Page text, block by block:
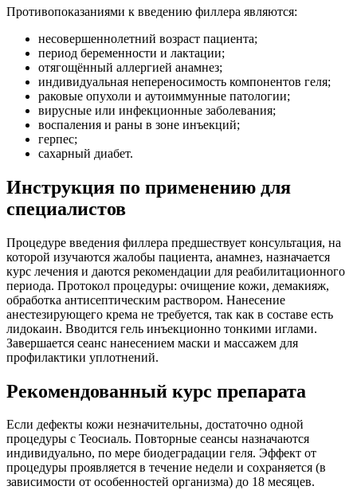
Противопоказаниями к введению филлера являются:
несовершеннолетний возраст пациента;
период беременности и лактации;
отягощённый аллергией анамнез;
индивидуальная непереносимость компонентов геля;
раковые опухоли и аутоиммунные патологии;
вирусные или инфекционные заболевания;
воспаления и раны в зоне инъекций;
герпес;
сахарный диабет.
Инструкция по применению для
специалистов
Процедуре введения филлера предшествует консультация, на
которой изучаются жалобы пациента, анамнез, назначается
курс лечения и даются рекомендации для реабилитационного
периода. Протокол процедуры: очищение кожи, демакияж,
обработка антисептическим раствором. Нанесение
анестезирующего крема не требуется, так как в составе есть
лидокаин. Вводится гель инъекционно тонкими иглами.
Завершается сеанс нанесением маски и массажем для
профилактики уплотнений.
Рекомендованный курс препарата
Если дефекты кожи незначительны, достаточно одной
процедуры с Теосиаль. Повторные сеансы назначаются
индивидуально, по мере биодеградации геля. Эффект от
процедуры проявляется в течение недели и сохраняется (в
зависимости от особенностей организма) до 18 месяцев.